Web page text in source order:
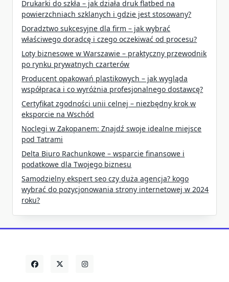
Drukarki do szkła – jak działa druk flatbed na
powierzchniach szklanych i gdzie jest stosowany?
Doradztwo sukcesyjne dla firm – jak wybrać
właściwego doradcę i czego oczekiwać od procesu?
Loty biznesowe w Warszawie – praktyczny przewodnik
po rynku prywatnych czarterów
Producent opakowań plastikowych – jak wygląda
współpraca i co wyróżnia profesjonalnego dostawcę?
Certyfikat zgodności unii celnej – niezbędny krok w
eksporcie na Wschód
Noclegi w Zakopanem: Znajdź swoje idealne miejsce
pod Tatrami
Delta Biuro Rachunkowe – wsparcie finansowe i
podatkowe dla Twojego biznesu
Samodzielny ekspert seo czy duża agencja? kogo
wybrać do pozycjonowania strony internetowej w 2024
roku?